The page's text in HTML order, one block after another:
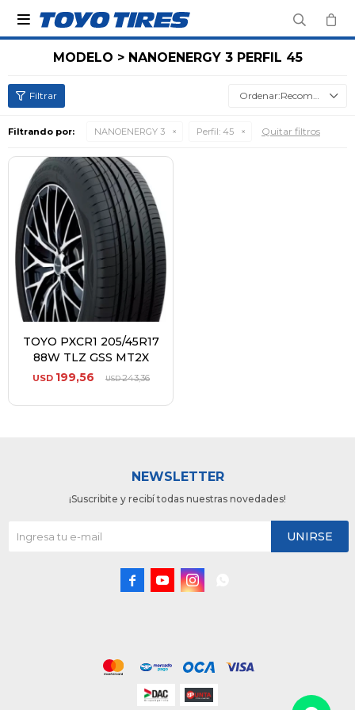

MODELO > NANOENERGY 3 PERFIL 45
Recomendados
Filtrando por: NANOENERGY 3 Perfil: 45 Quitar filtros
TOYO PXCR1 205/45R17
88W TLZ GSS MT2X
USD 199,56 USD243,36
NEWSLETTER
¡Suscribite y recibí todas nuestras novedades!
UNIRSE
  